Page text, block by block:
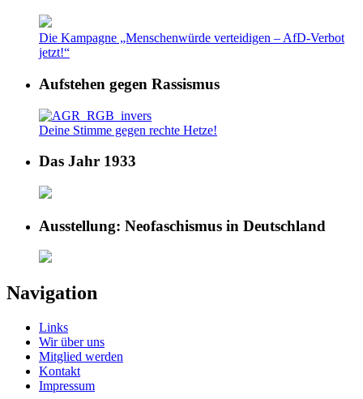
Die Kampagne „Menschenwürde verteidigen – AfD-Verbot
jetzt!“
Aufstehen gegen Rassismus
Deine Stimme gegen rechte Hetze!
Das Jahr 1933
Ausstellung: Neofaschismus in Deutschland
Navigation
Links
Wir über uns
Mitglied werden
Kontakt
Impressum